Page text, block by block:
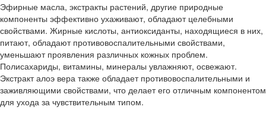
Эфирные масла, экстракты растений, другие природные
компоненты эффективно ухаживают, обладают целебными
свойствами. Жирные кислоты, антиоксиданты, находящиеся в них,
питают, обладают противовоспалительными свойствами,
уменьшают проявления различных кожных проблем.
Полисахариды, витамины, минералы увлажняют, освежают.
Экстракт алоэ вера также обладает противовоспалительными и
заживляющими свойствами, что делает его отличным компонентом
для ухода за чувствительным типом.